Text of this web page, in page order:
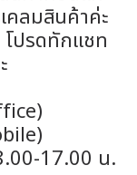
คลมสินค้าค่ะ
ปรดทักแชท
17.00 น.